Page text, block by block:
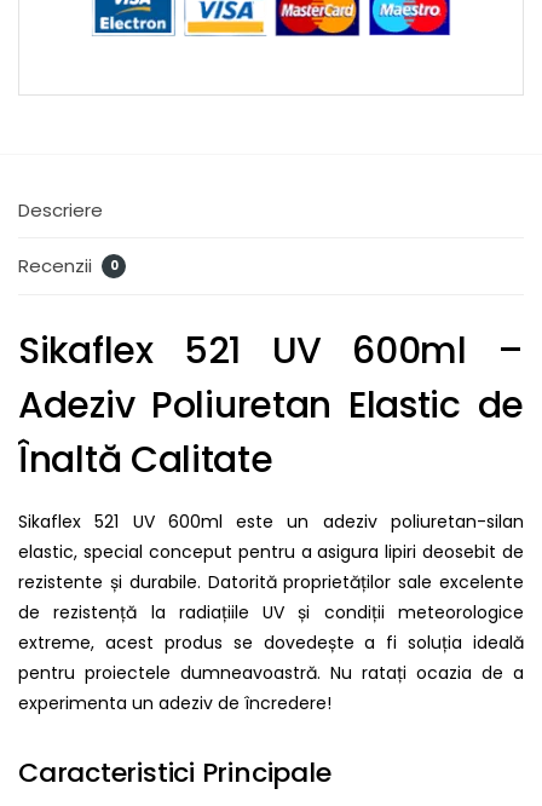
Descriere
Recenzii 0
Sikaflex 521 UV 600ml –
Adeziv Poliuretan Elastic de
Înaltă Calitate
Sikaflex 521 UV 600ml este un adeziv poliuretan-silan
elastic, special conceput pentru a asigura lipiri deosebit de
rezistente și durabile. Datorită proprietăților sale excelente
de rezistență la radiațiile UV și condiții meteorologice
extreme, acest produs se dovedește a fi soluția ideală
pentru proiectele dumneavoastră. Nu ratați ocazia de a
experimenta un adeziv de încredere!
Caracteristici Principale